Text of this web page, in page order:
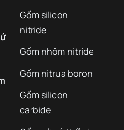
Gốm silicon
nitride
Gốm nhôm nitride
Gốm nitrua boron
Gốm silicon
carbide